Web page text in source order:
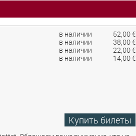
в наличии
52,00 €
в наличии
38,00 €
в наличии
22,00 €
в наличии
14,00 €
Купить билеты